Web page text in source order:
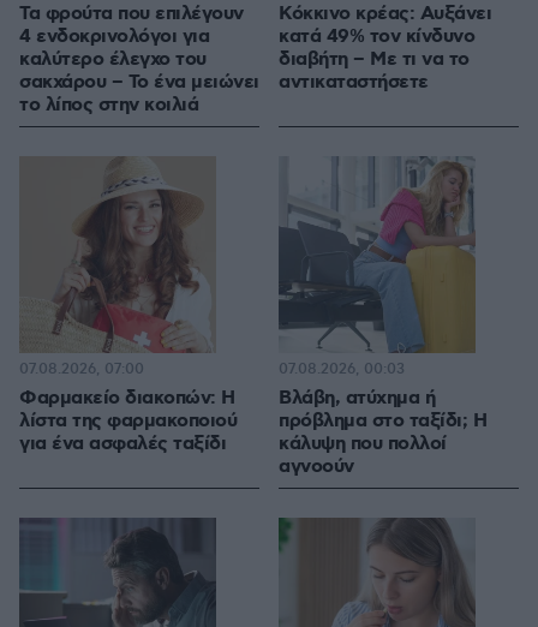
Τα φρούτα που επιλέγουν
4 ενδοκρινολόγοι για
καλύτερο έλεγχο του
σακχάρου – Το ένα μειώνει
το λίπος στην κοιλιά
Κόκκινο κρέας: Αυξάνει
κατά 49% τον κίνδυνο
διαβήτη – Με τι να το
αντικαταστήσετε
Φαρμακείο διακοπών: Η
λίστα της φαρμακοποιού
για ένα ασφαλές ταξίδι
07.08.2026, 07:00
Βλάβη, ατύχημα ή
πρόβλημα στο ταξίδι; Η
κάλυψη που πολλοί
αγνοούν
07.08.2026, 00:03